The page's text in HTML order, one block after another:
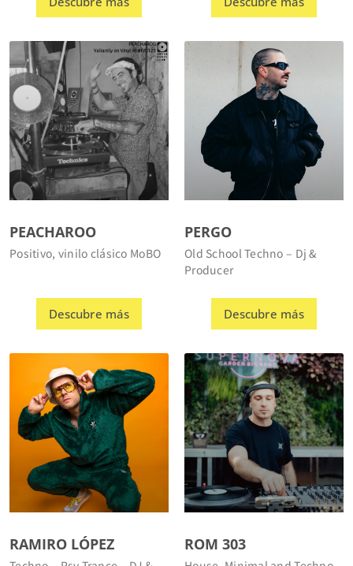
PEACHAROO
Positivo, vinilo clásico MoBO
PERGO
Old School Techno – Dj &
Producer
RAMIRO LÓPEZ
Techno – Psy Trance – DJ &
Producer
ROM 303
House, Minimal and Techno –
Dj/Producer